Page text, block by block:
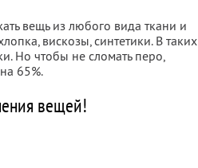
вещь из любого вида ткани и
вискозы, синтетики. В таких
Но чтобы не сломать перо,
65%.
вещей!